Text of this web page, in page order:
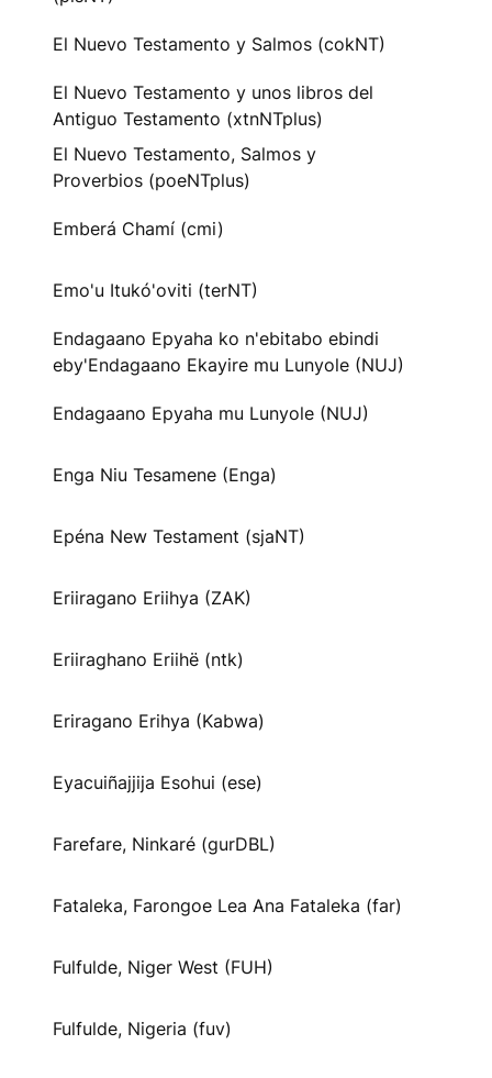
El Nuevo Testamento y Salmos (cokNT)
El Nuevo Testamento y unos libros del
Antiguo Testamento (xtnNTplus)
El Nuevo Testamento, Salmos y
Proverbios (poeNTplus)
Emberá Chamí (cmi)
Emo'u Itukó'oviti (terNT)
Endagaano Epyaha ko n'ebitabo ebindi
eby'Endagaano Ekayire mu Lunyole (NUJ)
Endagaano Epyaha mu Lunyole (NUJ)
Enga Niu Tesamene (Enga)
Epéna New Testament (sjaNT)
Eriiragano Eriihya (ZAK)
Eriiraghano Eriihë (ntk)
Eriragano Erihya (Kabwa)
Eyacuiñajjija Esohui (ese)
Farefare, Ninkaré (gurDBL)
Fataleka, Farongoe Lea Ana Fataleka (far)
Fulfulde, Niger West (FUH)
Fulfulde, Nigeria (fuv)